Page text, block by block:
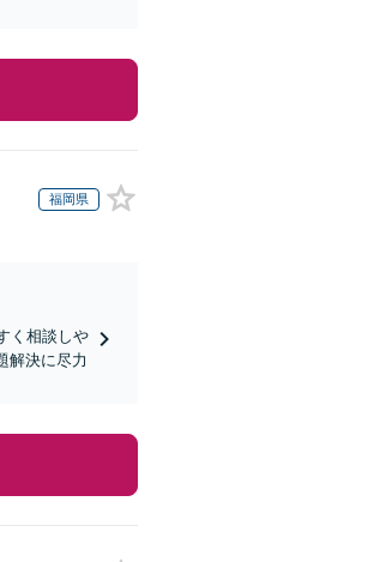
福岡県
く相談しや
解決に尽力